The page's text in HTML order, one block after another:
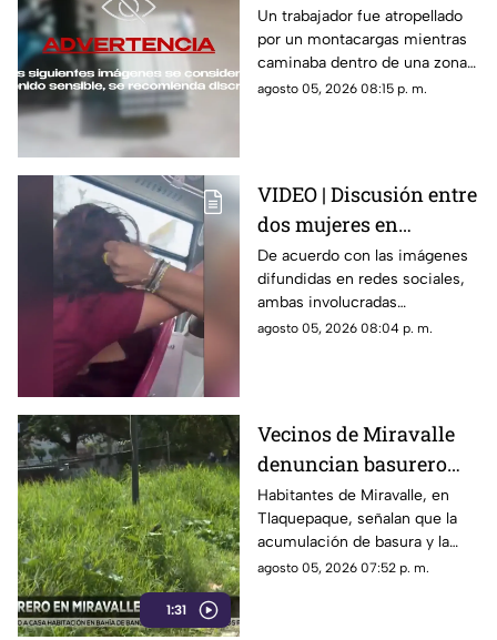
trabajador dentro de
una bodega
Un trabajador fue atropellado
por un montacargas mientras
caminaba dentro de una zona
de trabajo; cámaras de
agosto 05, 2026 08:15 p. m.
VIDEO | Discusión entre
dos mujeres en
transporte público
termina en jalones de
cabello
De acuerdo con las imágenes
difundidas en redes sociales,
ambas involucradas
comenzaron a intercambiar
agosto 05, 2026 08:04 p. m.
1:31
Vecinos de Miravalle
denuncian basurero
clandestino y falta de
seguridad vial en la
colonia
Habitantes de Miravalle, en
Tlaquepaque, señalan que la
acumulación de basura y la
falta de infraestructura vial
agosto 05, 2026 07:52 p. m.